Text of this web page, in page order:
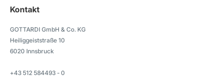
Kontakt
GOTTARDI GmbH & Co. KG
Heiliggeiststraße 10
6020 Innsbruck
+43 512 584493 - 0